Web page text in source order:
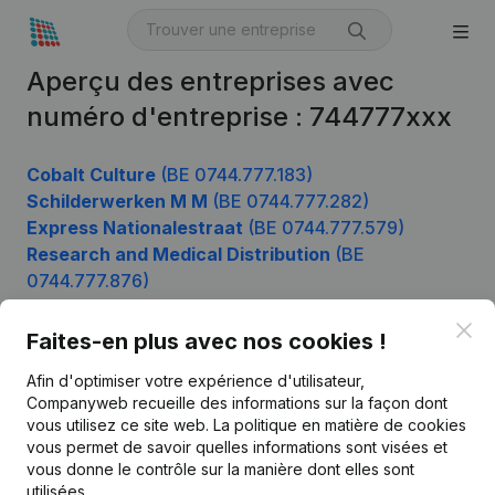
Aperçu des entreprises avec
numéro d'entreprise : 744777xxx
Cobalt Culture (BE 0744.777.183)
Schilderwerken M M (BE 0744.777.282)
Express Nationalestraat (BE 0744.777.579)
Research and Medical Distribution (BE
0744.777.876)
Faites-en plus avec nos cookies !
Afin d'optimiser votre expérience d'utilisateur,
Companyweb recueille des informations sur la façon dont
vous utilisez ce site web. La politique en matière de cookies
vous permet de savoir quelles informations sont visées et
vous donne le contrôle sur la manière dont elles sont
utilisées.
Français
Informations d’entreprise
Monitoring